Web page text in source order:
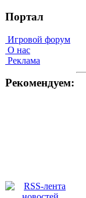
Портал
Игровой форум
О нас
Реклама
Рекомендуем: